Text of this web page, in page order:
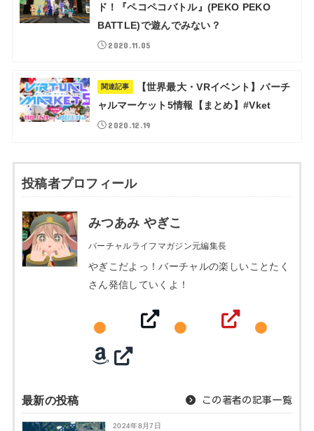
ド！『ペコペコバトル』(PEKO PEKO
BATTLE)で遊んでみない？
2020.11.05
関連記事
【世界最大・VRイベント】バーチ
ャルマーケット5情報【まとめ】#Vket
2020.12.19
投稿者プロフィール
みつあみ やぎこ
バーチャルライフマガジン元編集長
やぎこだよっ！バーチャルの楽しいことたく
さん発信していくよ！
最新の投稿 この著者の記事一覧
2024年8月7日